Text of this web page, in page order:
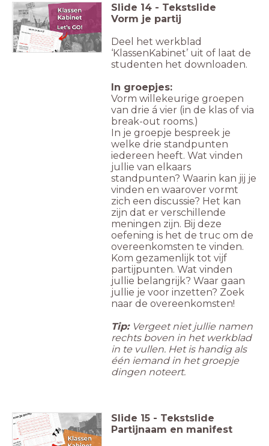
Slide 14 - Tekstslide
Vorm je partij
Deel het werkblad
‘KlassenKabinet’ uit of laat de
studenten het downloaden.
In groepjes:
Vorm willekeurige groepen
van drie á vier (in de klas of via
break-out rooms.)
In je groepje bespreek je
welke drie standpunten
iedereen heeft. Wat vinden
jullie van elkaars
standpunten? Waarin kan jij je
vinden en waarover vormt
zich een discussie? Het kan
zijn dat er verschillende
meningen zijn. Bij deze
oefening is het de truc om de
overeenkomsten te vinden.
Kom gezamenlijk tot vijf
partijpunten. Wat vinden
jullie belangrijk? Waar gaan
jullie je voor inzetten? Zoek
naar de overeenkomsten!
Tip: Vergeet niet jullie namen
rechts boven in het werkblad
in te vullen. Het is handig als
één iemand in het groepje
dingen noteert.
Slide 15 - Tekstslide
Partijnaam en manifest